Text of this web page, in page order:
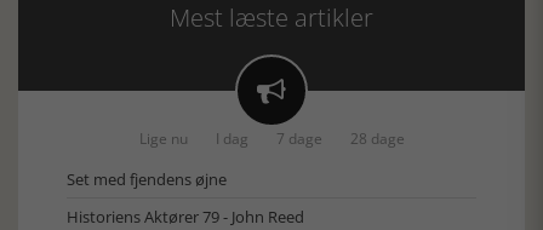
Mest læste artikler

Lige nu I dag 7 dage 28 dage
Set med fjendens øjne
Historiens Aktører 79 - John Reed